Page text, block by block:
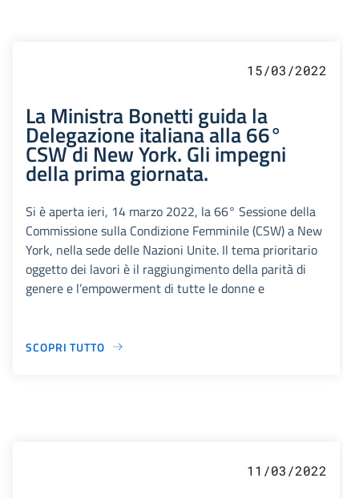
15/03/2022
La Ministra Bonetti guida la
Delegazione italiana alla 66°
CSW di New York. Gli impegni
della prima giornata.
Si è aperta ieri, 14 marzo 2022, la 66° Sessione della
Commissione sulla Condizione Femminile (CSW) a New
York, nella sede delle Nazioni Unite. Il tema prioritario
oggetto dei lavori è il raggiungimento della parità di
genere e l’empowerment di tutte le donne e
SCOPRI TUTTO
11/03/2022